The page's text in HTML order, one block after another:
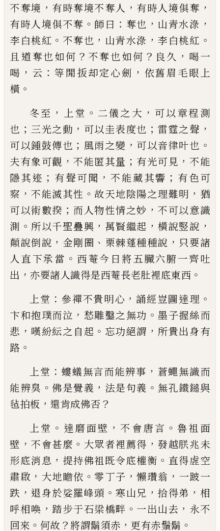
不奪境 ， 有時奪境不奪人 ， 有時人境俱奪 ，
有時人境俱不奪 。 師曰 ： 奪也 ， 山青水淥 ，
李白桃紅 。 不奪也 ， 山青水淥 ，李白桃紅 。
且道奪也如何 ？ 不奪也如何 ？ 良久 ， 喝一
喝 ， 云 ：等閒㧞却定心劍 ， 依舊眉毛眼上
橫 。
冬至 ， 上堂 。 二儀之大 ， 可以章程測
也 ； 三光之動 ， 可以圭表度也 ； 雷霆之聲 ，
可以鍾鼓傳也 ； 風雨之變 ， 可以音律叶也 。
夫有象可觀 ，不能匿其量 ； 有光可見 ， 不能
隱其迹 ； 有聲可聞 ，不能藏其響 ； 有色可
察 ，不能滅其性 。故天地陰陽之理難明 ， 猶
可以術數揆 ； 而人物性情之妙 ，不可以意識
測 。 所以千聖疊興 ， 萬賢繼起 ， 橫說竪說 ，
顛說倒說 ， 金剛圈 、 栗棘蓬種種說 ， 只要諸
人直下承當 。 西菴今日將五臟六腑一齊吐
出 ， 亦要諸人識得是西菴長老肚裡底東西 。
上堂 ： 參禪不貴明心 ，誦經豈圖達理 。
卞和抱璞而泣 ， 愁雕鑿之無功 。 墨子握絲而
悲 ， 嘆紛紜之自起 。 忘功絕謂 ， 所貴出身有
路 。
上堂 ： 螻蟻無言而能辨事 ， 蒼蠅無識而
能辨臭 。佛是覺義 ， 法是句義 。 無孔鐵鎚與
毡拍板 ， 還肯成佛否 ？
上堂 。 達磨面壁 ，不會唐言 。魯祖面
壁 ，不會甚麼 。 大眾者裡薦得 ， 發越朕兆未
形底消息 ， 提持佛祖既令底權衡 。 直得虗空
肅啟 ， 大地瞻依 。零丁子 ，懶瓚翁 ， 一跛一
跌 ， 退身於娑羅峰頭 。 寒山兄 ，拾得弟 ， 相
呼相喚 ， 踏步于石梁橋畔 。 一出山去 ， 永不
回來 。 何故 ？ 將謂鬍須赤 ， 更有赤鬚鬍 。